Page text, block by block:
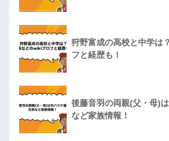
狩野富成の高校と中学は
フと経歴も！
後藤音羽の両親(父・母)
など家族情報！